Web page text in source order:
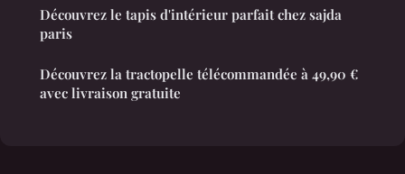
Découvrez le tapis d'intérieur parfait chez sajda
paris
Découvrez la tractopelle télécommandée à 49,90 €
avec livraison gratuite